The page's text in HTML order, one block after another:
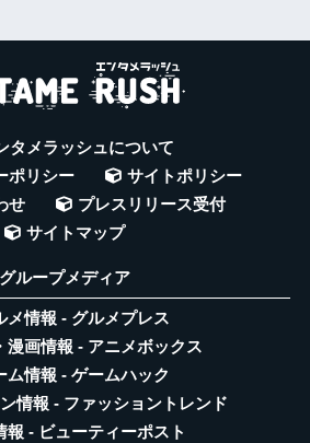
タメラッシュについて
ポリシー
サイトポリシー
せ
プレスリリース受付
サイトマップ
グループメディア
メ情報 - グルメプレス
漫画情報 - アニメボックス
ム情報 - ゲームハック
情報 - ファッショントレンド
報 - ビューティーポスト